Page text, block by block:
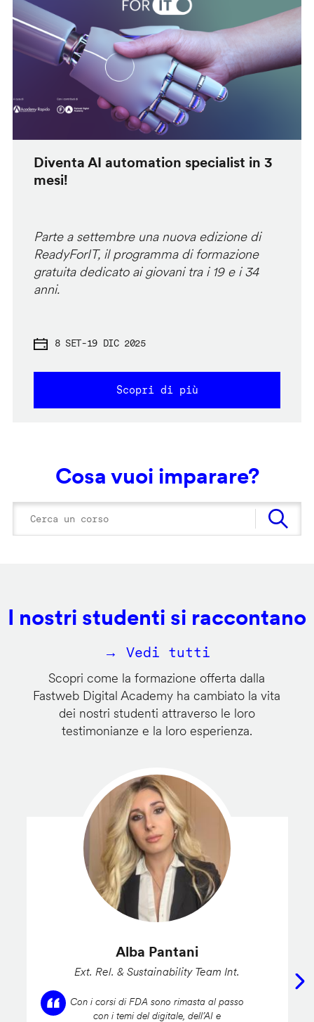
Diventa AI automation specialist in 3
mesi!
Parte a settembre una nuova edizione di
ReadyForIT, il programma di formazione
gratuita dedicato ai giovani tra i 19 e i 34
anni.
8 SET-19 DIC 2025
Scopri di più
Cosa vuoi imparare?
I nostri studenti si raccontano
→ Vedi tutti
Scopri come la formazione offerta dalla
Fastweb Digital Academy ha cambiato la vita
dei nostri studenti attraverso le loro
testimonianze e la loro esperienza.
Alba Pantani
Ext. Rel. & Sustainability Team Int.
Con i corsi di FDA sono rimasta al passo
con i temi del digitale, dell’AI e